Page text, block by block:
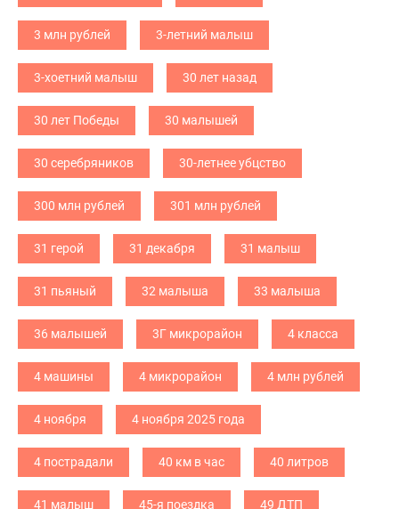
3 млн рублей 3-летний малыш
3-хоетний малыш 30 лет назад
30 лет Победы 30 малышей
30 серебряников 30-летнее убцство
300 млн рублей 301 млн рублей
31 герой 31 декабря 31 малыш
31 пьяный 32 малыша 33 малыша
36 малышей 3Г микрорайон 4 класса
4 машины 4 микрорайон 4 млн рублей
4 ноября 4 ноября 2025 года
4 пострадали 40 км в час 40 литров
41 малыш 45-я поездка 49 ДТП